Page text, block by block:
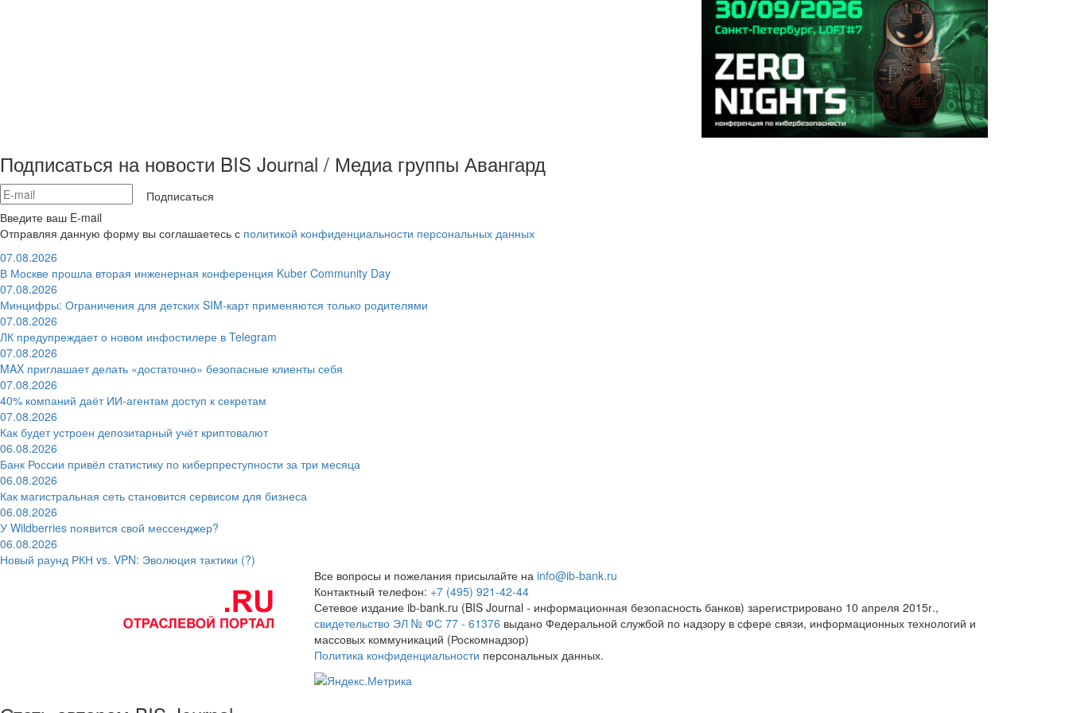
Подписаться на новости BIS Journal / Медиа группы Авангард
Подписаться
Введите ваш E-mail
Отправляя данную форму вы соглашаетесь с политикой конфиденциальности персональных данных
07.08.2026
В Москве прошла вторая инженерная конференция Kuber Community Day
07.08.2026
Минцифры: Ограничения для детских SIM-карт применяются только родителями
07.08.2026
ЛК предупреждает о новом инфостилере в Telegram
07.08.2026
MAX приглашает делать «достаточно» безопасные клиенты себя
07.08.2026
40% компаний даёт ИИ‑агентам доступ к секретам
07.08.2026
Как будет устроен депозитарный учёт криптовалют
06.08.2026
Банк России привёл статистику по киберпреступности за три месяца
06.08.2026
Как магистральная сеть становится сервисом для бизнеса
06.08.2026
У Wildberries появится свой мессенджер?
06.08.2026
Новый раунд РКН vs. VPN: Эволюция тактики (?)
Все вопросы и пожелания присылайте на info@ib-bank.ru
Контактный телефон: +7 (495) 921-42-44
Сетевое издание ib-bank.ru (BIS Journal - информационная безопасность банков) зарегистрировано 10 апреля 2015г.,
свидетельство ЭЛ № ФС 77 - 61376 выдано Федеральной службой по надзору в сфере связи, информационных технологий и
массовых коммуникаций (Роскомнадзор)
Политика конфиденциальности персональных данных.